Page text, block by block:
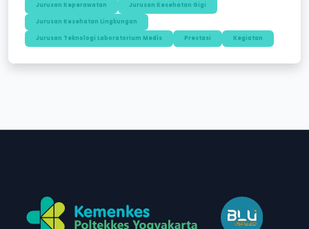
Jurusan Keperawatan Jurusan Kesehatan Gigi
Jurusan Kesehatan Lingkungan
Jurusan Teknologi Laboratorium Medis Prestasi Kegiatan